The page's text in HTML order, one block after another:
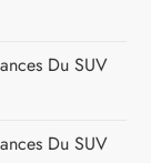
Du SUV
Du SUV